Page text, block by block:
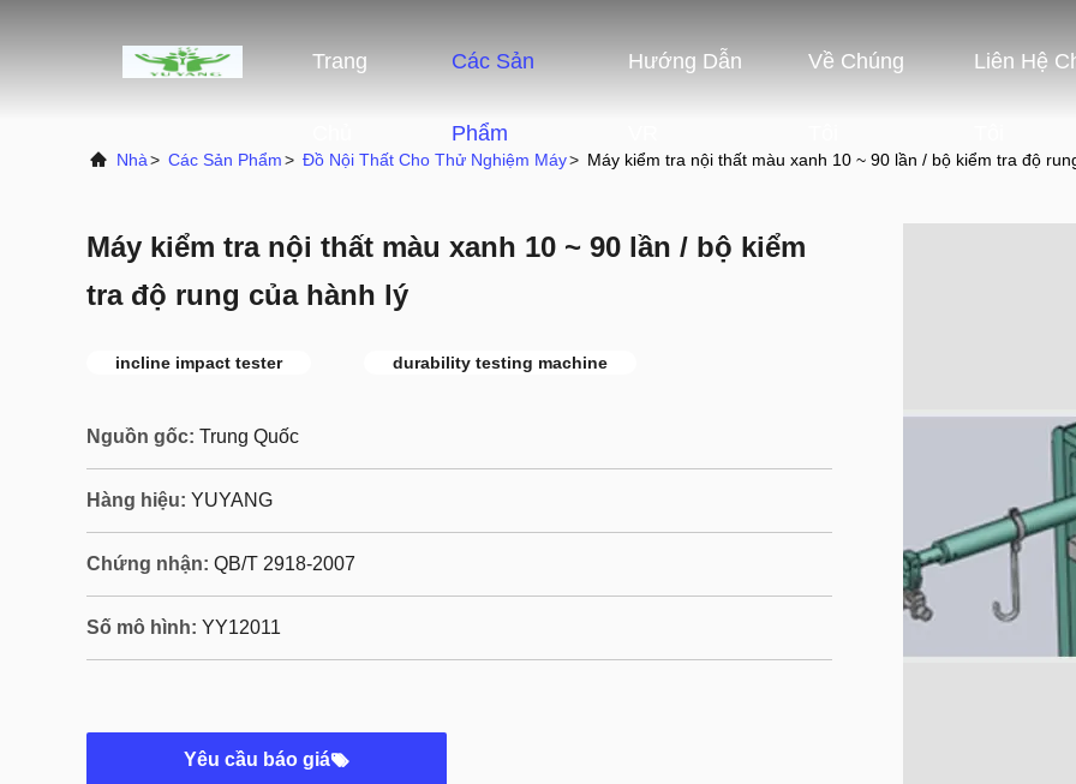
Trang Các Sản
Phẩm
Hướng Dẫn Về Chúng Liên Hệ
Nhà> Các Sản Phẩm> Đồ Nội Thất Cho Thử Nghiệm Máy> Máy kiểm tra nội thất màu xanh 10 ~ 90 lần / bộ kiểm tra độ
Máy kiểm tra nội thất màu xanh 10 ~ 90 lần / bộ kiểm
tra độ rung của hành lý
incline impact tester durability testing machine
Nguồn gốc: Trung Quốc
Hàng hiệu: YUYANG
Chứng nhận: QB/T 2918-2007
Số mô hình: YY12011
Yêu cầu báo giá